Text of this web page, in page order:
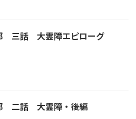
三話 大霊障エピローグ
二話 大霊障・後編